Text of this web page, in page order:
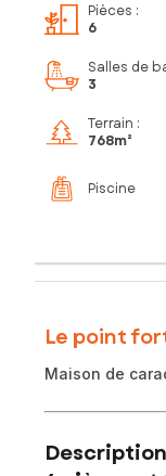
Pièces :
6
Salles de
3
Terrain :
768m²
Piscine
Le point
Maison de